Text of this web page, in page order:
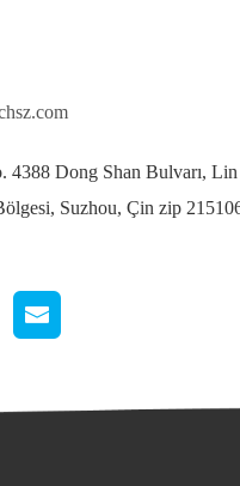
4388 Dong Shan Bulvarı,
Suzhou, Çin zip